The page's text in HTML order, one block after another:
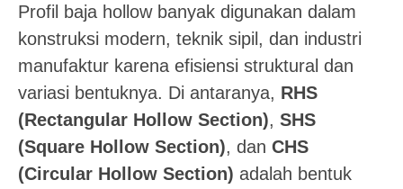
Profil baja hollow banyak digunakan dalam
konstruksi modern, teknik sipil, dan industri
manufaktur karena efisiensi struktural dan
variasi bentuknya. Di antaranya, RHS
(Rectangular Hollow Section), SHS
(Square Hollow Section), dan CHS
(Circular Hollow Section) adalah bentuk